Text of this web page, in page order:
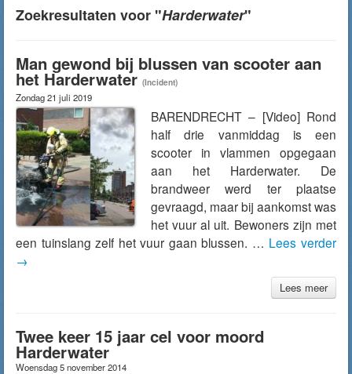
Zoekresultaten voor "Harderwater"
Man gewond bij blussen van scooter aan
het Harderwater (Incident)
Zondag 21 juli 2019
BARENDRECHT – [Video] Rond
half drie vanmiddag is een
scooter in vlammen opgegaan
aan het Harderwater. De
brandweer werd ter plaatse
gevraagd, maar bij aankomst was
het vuur al uit. Bewoners zijn met
een tuinslang zelf het vuur gaan blussen. … Lees verder
→
Lees meer
Twee keer 15 jaar cel voor moord
Harderwater
Woensdag 5 november 2014